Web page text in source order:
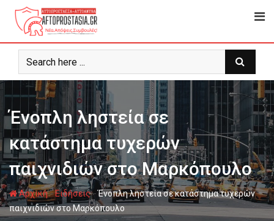
Ψάχνω
για...
Ένοπλη ληστεία σε
κατάστημα τυχερών
παιχνιδιών στο Μαρκόπουλο
Αρχική-Ειδήσεις-Ένοπλη ληστεία σε κατάστημα τυχερών
παιχνιδιών στο Μαρκόπουλο